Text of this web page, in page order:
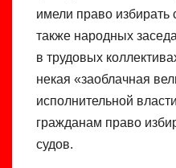
имели право избирать
также народных
в трудовых
некая «заоблачная
исполнительной
гражданам право
судов.